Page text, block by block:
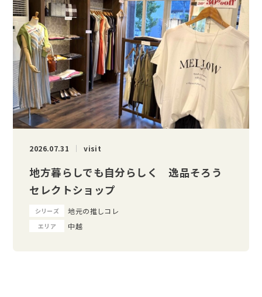
2026.07.31 visit
地方暮らしでも自分らしく 逸品そろう
セレクトショップ
シリーズ 地元の推しコレ
エリア 中越